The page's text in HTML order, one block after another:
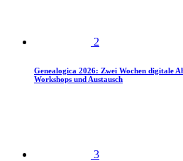
2
Genealogica 2026: Zwei Wochen digitale
Workshops und Austausch
3